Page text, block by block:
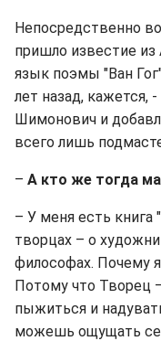
Непосредственно
пришло известие
язык поэмы "Ван
лет назад, кажется,
Шимонович и
всего лишь
– А кто же тогда
– У меня есть книга
творцах – о
философах. Почему
Потому что Творец
пыжиться и
можешь ощущать